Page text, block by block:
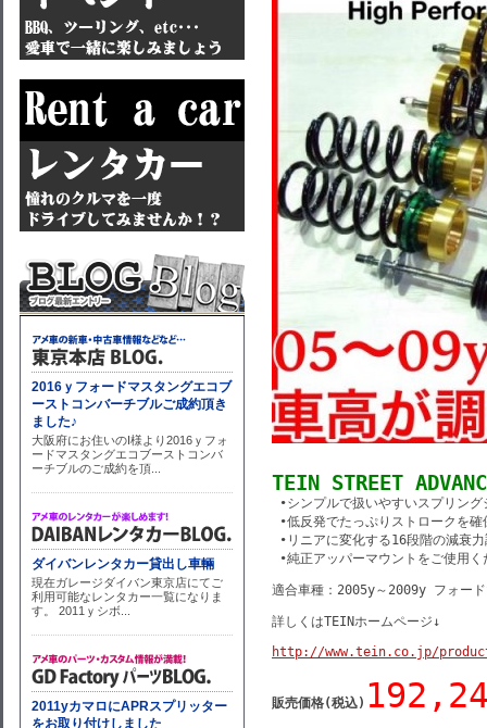
TEIN STREET
•シンプルで扱いやすいスプリング
•低反発でたっぷりストロークを確
•リニアに変化する16段階の減衰
•純正アッパーマウントをご使用
適合車種：2005y～2009y フォー
詳しくはTEINホームページ↓
http://www.tein.co.jp/
販売価格(税込)